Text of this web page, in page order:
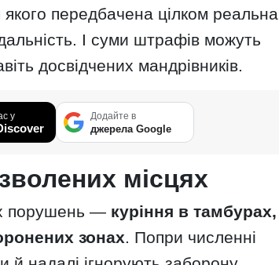
передбачена цілком реальна
І суми штрафів можуть
досвідчених мандрівників.
у Додайте в
джерела Google
місцях
порушень — куріння в тамбурах,
зонах. Попри численні